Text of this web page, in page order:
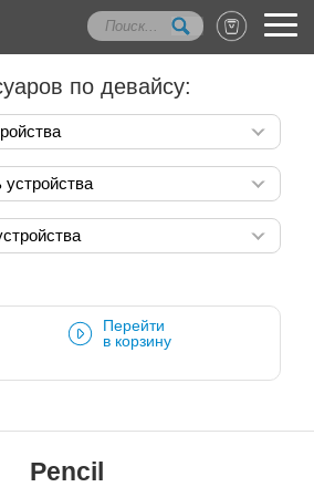
по девайсу:
Перейти
в корзину
Pencil